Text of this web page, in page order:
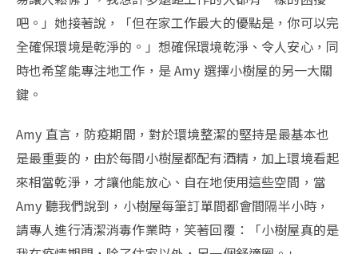
吧。」她接著說，「但在家工作最大的優點是，你可以完
全確保環境是乾淨的。」想確保環境乾淨、令人安心，同
時也希望能專注地工作，是 Amy 選擇小樹屋的另一大關
鍵。
Amy 直言，防疫期間，對於環境整潔的堅持是最基本也
是最重要的，由於每間小樹屋都配有酒精，加上環境看起
來相當乾淨，才讓他能放心、自在地使用這些空間，當
Amy 聽我們說到，小樹屋每筆訂單間都會間隔半小時，
請專人進行清潔消毒作業時，笑著回覆：「小樹屋真的是